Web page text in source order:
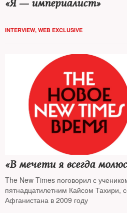
«Я — империалист»
INTERVIEW, WEB EXCLUSIVE
«В мечети я всегда
The New Times поговорил с
пятнадцатилетним Кайсом Тахири,
Афганистана в 2009 году